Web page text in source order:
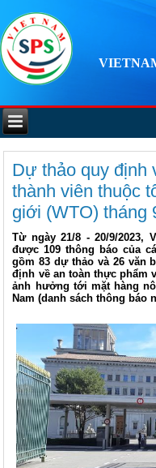
Dự thảo quy định
thành viên thuộc
giới (WTO) tháng
Từ ngày 21/8 - 20/9/2023,
được 109 thông báo của
gồm 83 dự thảo và 26 văn
định về an toàn thực phẩm
ảnh hưởng tới mặt hàng
Nam (danh sách thông báo